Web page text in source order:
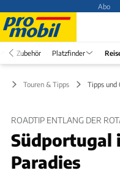
Abo
Zubehör Platzfinder
Touren & Tipps Tipps und
ROADTIP ENTLANG DER
Südportugal
Paradies